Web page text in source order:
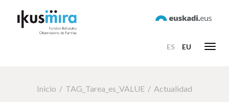
ES EU
Inicio TAG_Tarea_es_VALUE Actualidad